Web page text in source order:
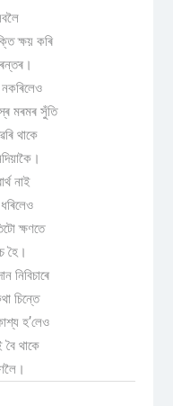
ক্ষয় কৰি
মৰমৰ সুঁতি
থাকে
নাই
ক্ষণতে
হৈ।
নিবিচাৰে
চিন্তে
হ’লেও
থাকে